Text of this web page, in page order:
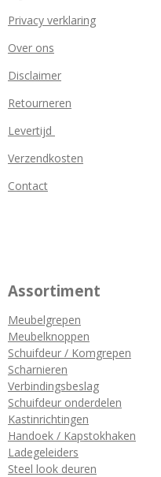
Privacy verklaring
Over ons
Disclaimer
Retourneren
Levertijd
Verzendkosten
Contact
Assortiment
Meubelgrepen
Meubelknoppen
Schuifdeur / Komgrepen
Scharnieren
Verbindingsbeslag
Schuifdeur onderdelen
Kastinrichtingen
Handoek / Kapstokhaken
Ladegeleiders
Steel look deuren